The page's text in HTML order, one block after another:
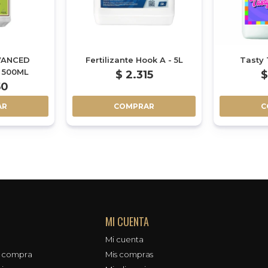
500ML
Fertilizante Hook A - 5L
$ 2.315
COMPRAR
Tasty
$
compra
MI CUENTA
Mi cuenta
Mis compras